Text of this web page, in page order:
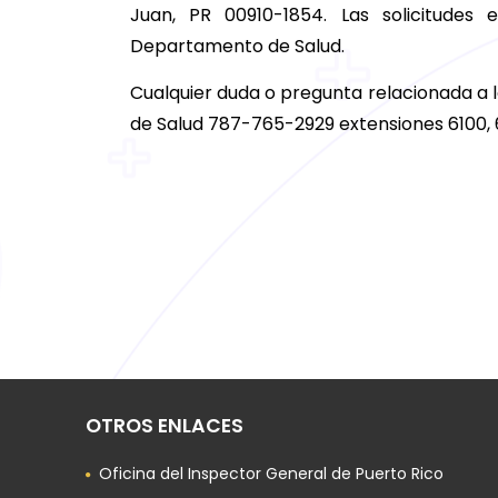
Juan, PR 00910-1854. Las
Departamento de Salud.
Cualquier duda o pregunta relacionada
de Salud 787-765-2929 extensiones 6100,
OTROS ENLACES
Oficina del Inspector General de Puerto Rico